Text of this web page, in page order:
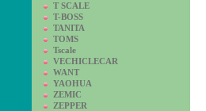
T SCALE
T-BOSS
TANITA
TOMS
Tscale
VECHICLECAR
WANT
YAOHUA
ZEMIC
ZEPPER